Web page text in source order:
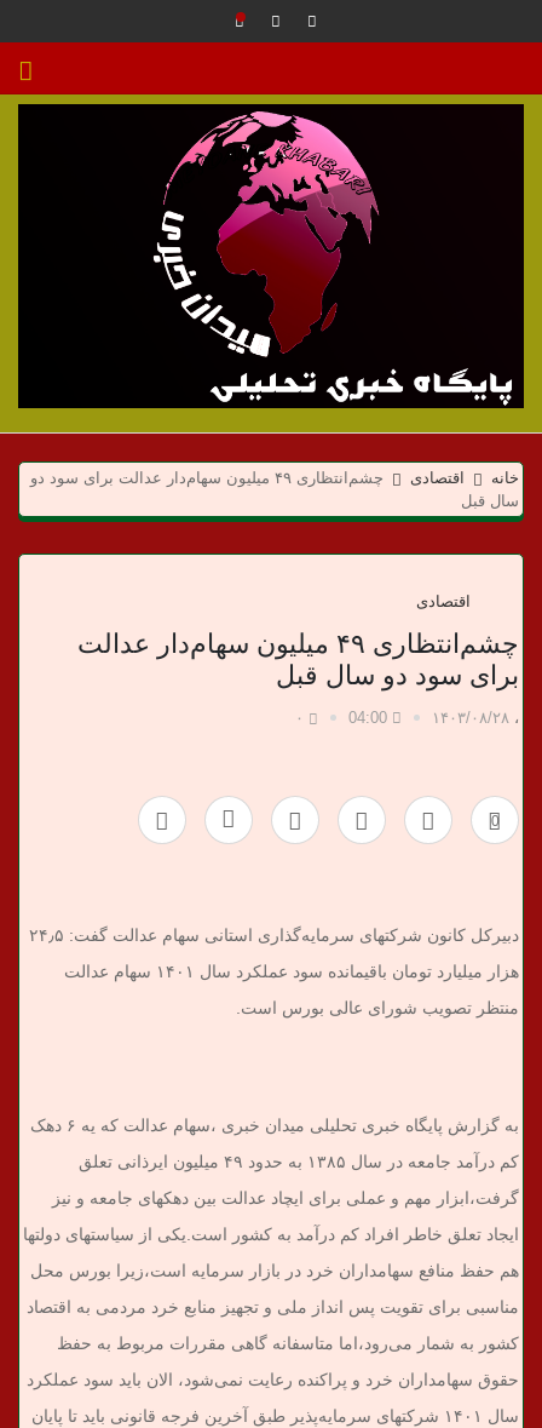
م
ی
د
ن
خ
ر
خانه اقتصادی
چشم‌انتظاری ۴۹ میلیون سهام‌دار عدالت برای سود دو
سال قبل
اقتصادی
چشم‌انتظاری ۴۹ میلیون سهام‌دار عدالت
برای سود دو سال قبل
، ۱۴۰۳/۰۸/۲۸ 04:00 ۰
0
دبیرکل کانون شرکتهای سرمایه‌گذاری استانی سهام عدالت گفت: ۲۴٫۵
هزار میلیارد تومان باقیمانده سود عملکرد سال ۱۴۰۱ سهام عدالت
منتظر تصویب شورای عالی بورس است.
به گزارش پایگاه خبری تحلیلی میدان خبری ،‌سهام عدالت که یه ۶ دهک
کم درآمد جامعه در سال ۱۳۸۵ به حدود ۴۹ میلیون ایرذانی تعلق
گرفت،‌ابزار مهم و عملی برای ایچاد عدالت بین دهکهای جامعه و نیز
ایجاد تعلق خاطر افراد کم درآمد به کشور است.یکی از سیاستهای دولتها
هم حفظ منافع سهامداران خرد در بازار سرمایه است،‌زیرا بورس محل
مناسبی برای تقویت پس انداز ملی و تجهیز منابع خرد مردمی به اقتصاد
کشور به شمار می‌رود،‌اما متاسفانه گاهی مقررات مربوط به حفظ
حقوق سهامداران خرد و پراکنده رعایت نمی‌شود، الان باید سود عملکرد
سال ۱۴۰۱ شرکتهای سرمایه‌پذیر طبق آخرین فرجه قانونی باید تا پایان